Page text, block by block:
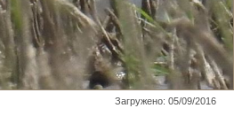
Загружено: 05/09/2016